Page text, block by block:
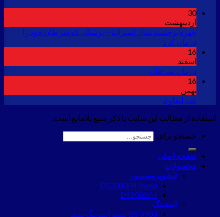
30
اردیبهشت
چهره برجسته سال استرالیا – پزشکی که سرطان خود را
درمان کرد
16
اسفند
درمان سرطان
16
بهمن
غدد لنفاوی
استفاده از مطالب این سایت با ذکر منبع بلامانع است.
جستجو برای:
صفحه اصلی
محصولات
تیشوپروسسور
DS2080/H (new)
DS2080/H
امبدینگ
DS 9903 تیشو امبدینگ سنتر